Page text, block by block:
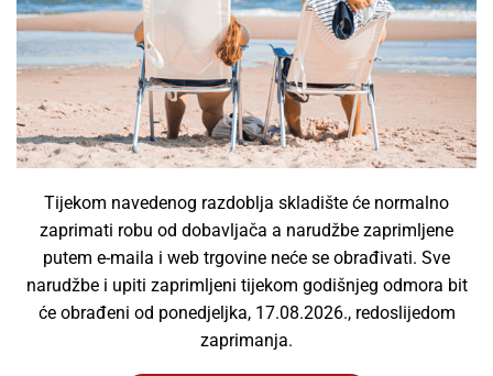
Tijekom navedenog razdoblja skladište će normalno
zaprimati robu od dobavljača a narudžbe zaprimljene
putem e-maila i web trgovine neće se obrađivati. Sve
narudžbe i upiti zaprimljeni tijekom godišnjeg odmora bit
će obrađeni od ponedjeljka, 17.08.2026., redoslijedom
zaprimanja.
Zbrinjavanje EE otpada
Registracija poduzeća
Kontaktirajte nas
TRGOVINA
Svjetiljke
LED žarulje
Dekorativna rasvjeta
Smart LED žarulje
Moduli i elektronika